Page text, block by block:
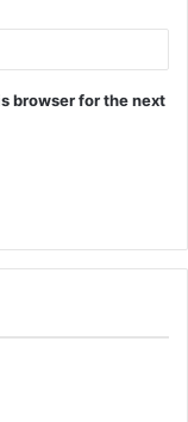
browser for the next